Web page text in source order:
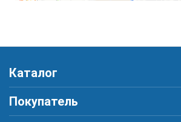
Каталог
Покупатель